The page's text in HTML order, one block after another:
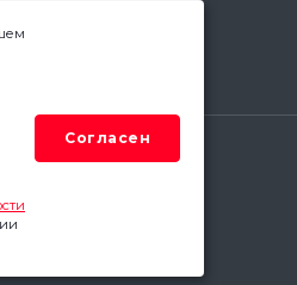
- Липецк
Согласен